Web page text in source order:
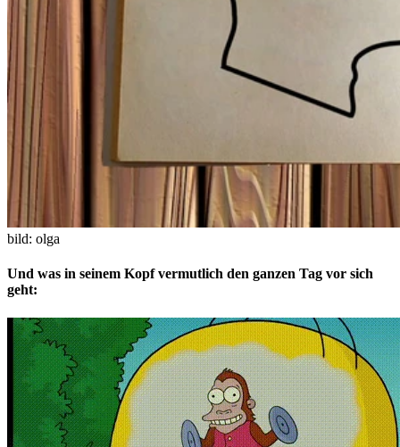
bild: olga
Und was in seinem Kopf vermutlich den ganzen Tag vor sich
geht: